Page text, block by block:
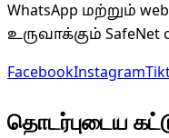
WhatsApp மற்றும்
உருவாக்கும் SafeNet
FacebookInstagram
தொடர்புடைய